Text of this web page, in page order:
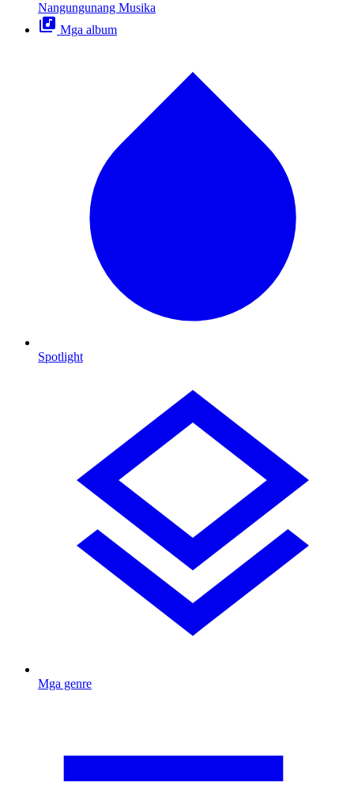
Nangungunang Musika
Mga album
Spotlight
Mga genre